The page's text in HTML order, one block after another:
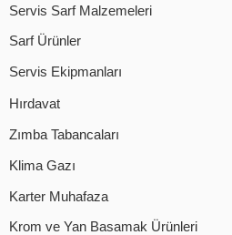
Servis Sarf Malzemeleri
Sarf Ürünler
Servis Ekipmanları
Hırdavat
Zımba Tabancaları
Klima Gazı
Karter Muhafaza
Krom ve Yan Basamak Ürünleri